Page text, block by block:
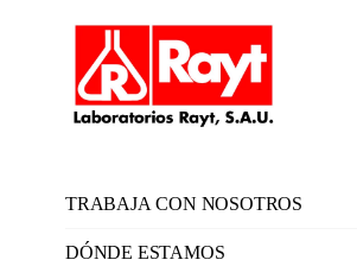
TRABAJA CON NOSOTROS
DÓNDE ESTAMOS